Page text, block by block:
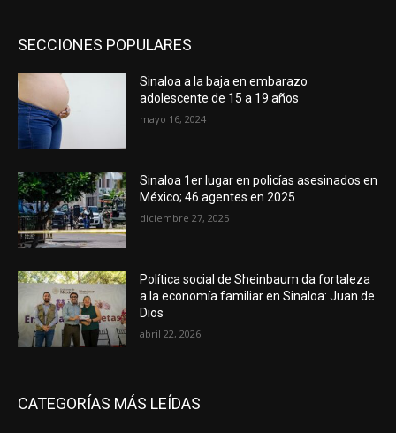
SECCIONES POPULARES
Sinaloa a la baja en embarazo
adolescente de 15 a 19 años
mayo 16, 2024
Sinaloa 1er lugar en policías asesinados en
México; 46 agentes en 2025
diciembre 27, 2025
Política social de Sheinbaum da fortaleza
a la economía familiar en Sinaloa: Juan de
Dios
abril 22, 2026
CATEGORÍAS MÁS LEÍDAS